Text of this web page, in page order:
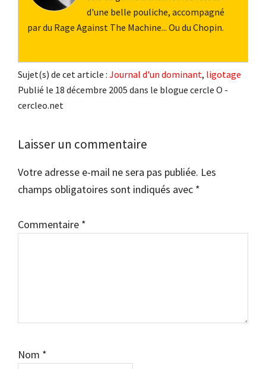
d'une belle pouliche, accompagné
par du Rage Against The Machine... Ou du Chopin.
Sujet(s) de cet article : Journal d'un dominant, ligotage
Publié le 18 décembre 2005 dans le blogue cercle O -
cercleo.net
Interactions
lecteur
Laisser un commentaire
Votre adresse e-mail ne sera pas publiée. Les
champs obligatoires sont indiqués avec *
Commentaire *
Nom *